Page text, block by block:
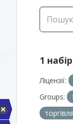
1
Ліцензії:
Groups:
торгівля